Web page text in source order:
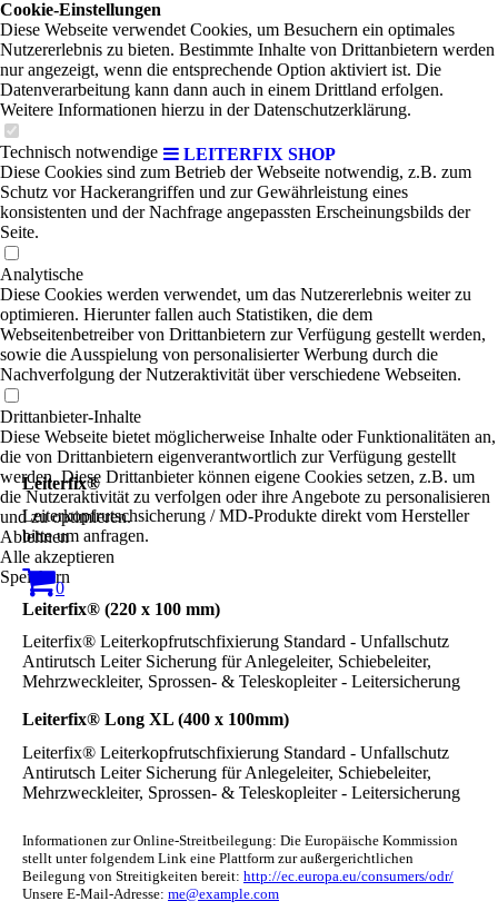
LEITERFIX SHOP
Leiterfix®
Leiterkopfrutschsicherung / MD-Produkte direkt vom Hersteller
bitte um anfragen.
0
Leiterfix® (220 x 100 mm)
Leiterfix® Leiterkopfrutschfixierung Standard - Unfallschutz
Antirutsch Leiter Sicherung für Anlegeleiter, Schiebeleiter,
Mehrzweckleiter, Sprossen- & Teleskopleiter - Leitersicherung
Leiterfix® Long XL (400 x 100mm)
Leiterfix® Leiterkopfrutschfixierung Standard - Unfallschutz
Antirutsch Leiter Sicherung für Anlegeleiter, Schiebeleiter,
Mehrzweckleiter, Sprossen- & Teleskopleiter - Leitersicherung
Informationen zur Online-Streitbeilegung: Die Europäische Kommission
stellt unter folgendem Link eine Plattform zur außergerichtlichen
Beilegung von Streitigkeiten bereit: http://ec.europa.eu/consumers/odr/
Unsere E-Mail-Adresse: me@example.com
Cookie-Einstellungen
Diese Webseite verwendet Cookies, um Besuchern ein optimales
Nutzererlebnis zu bieten. Bestimmte Inhalte von Drittanbietern werden
nur angezeigt, wenn die entsprechende Option aktiviert ist. Die
Datenverarbeitung kann dann auch in einem Drittland erfolgen.
Weitere Informationen hierzu in der Datenschutzerklärung.
Technisch notwendige
Diese Cookies sind zum Betrieb der Webseite notwendig, z.B. zum
Schutz vor Hackerangriffen und zur Gewährleistung eines
konsistenten und der Nachfrage angepassten Erscheinungsbilds der
Seite.
Analytische
Diese Cookies werden verwendet, um das Nutzererlebnis weiter zu
optimieren. Hierunter fallen auch Statistiken, die dem
Webseitenbetreiber von Drittanbietern zur Verfügung gestellt werden,
sowie die Ausspielung von personalisierter Werbung durch die
Nachverfolgung der Nutzeraktivität über verschiedene Webseiten.
Drittanbieter-Inhalte
Diese Webseite bietet möglicherweise Inhalte oder Funktionalitäten an,
die von Drittanbietern eigenverantwortlich zur Verfügung gestellt
werden. Diese Drittanbieter können eigene Cookies setzen, z.B. um
die Nutzeraktivität zu verfolgen oder ihre Angebote zu personalisieren
und zu optimieren.
Ablehnen
Alle akzeptieren
Speichern